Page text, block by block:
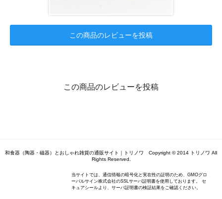
この商品のレビューを投稿
この商品のレビューを投稿
和食器（陶器・磁器）とおしゃれ雑貨の通販サイト｜トリノワ Copyright © 2014 トリノワ All
Rights Reserved.
当サイトでは、通信情報の暗号化と実在性の証明のため、GMOグロ
ーバルサイン株式会社のSSLサーバ証明書を使用しております。 セ
キュアシールより、サーバ証明書の検証結果をご確認ください。